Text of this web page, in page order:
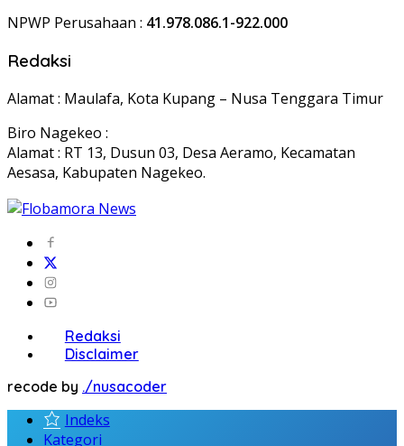
NPWP Perusahaan : 41.978.086.1-922.000
Redaksi
Alamat : Maulafa, Kota Kupang – Nusa Tenggara Timur
Biro Nagekeo :
Alamat : RT 13, Dusun 03, Desa Aeramo, Kecamatan
Aesasa, Kabupaten Nagekeo.
Redaksi
Disclaimer
recode by ./nusacoder
Indeks
Kategori